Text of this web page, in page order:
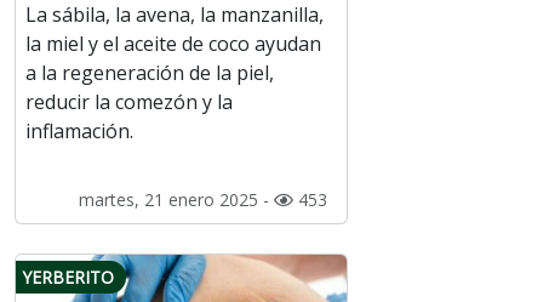
La sábila, la avena, la manzanilla,
la miel y el aceite de coco ayudan
a la regeneración de la piel,
reducir la comezón y la
inflamación.
martes, 21 enero 2025 - 453
YERBERITO